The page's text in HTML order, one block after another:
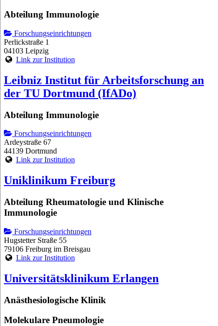
Abteilung Immunologie
Forschungseinrichtungen
Perlickstraße 1
04103 Leipzig
Link zur Institution
Leibniz Institut für Arbeitsforschung an
der TU Dortmund (IfADo)
Abteilung Immunologie
Forschungseinrichtungen
Ardeystraße 67
44139 Dortmund
Link zur Institution
Uniklinikum Freiburg
Abteilung Rheumatologie und Klinische
Immunologie
Forschungseinrichtungen
Hugstetter Straße 55
79106 Freiburg im Breisgau
Link zur Institution
Universitätsklinikum Erlangen
Anästhesiologische Klinik
Molekulare Pneumologie